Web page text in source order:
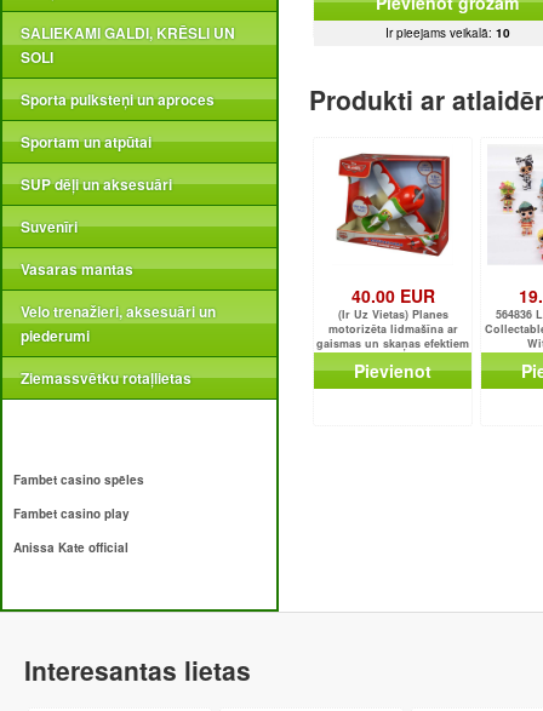
SALIEKAMI GALDI, KRĒSLI UN
SOLI
Sporta pulksteņi un aproces
Sportam un atpūtai
SUP dēļi un aksesuāri
Suvenīri
Vasaras mantas
Velo trenažieri, aksesuāri un
piederumi
Ziemassvētku rotaļlietas
Fambet casino spēles
Fambet casino play
Anissa Kate official
Ir pieejams veikalā: 10
Produkti ar
40.00 EUR
(Ir Uz Vietas) Planes
motorizēta lidmašīna ar
gaismas un skaņas efektiem
Y5601 / Y5604
Pievienot
564836
Interesantas lietas